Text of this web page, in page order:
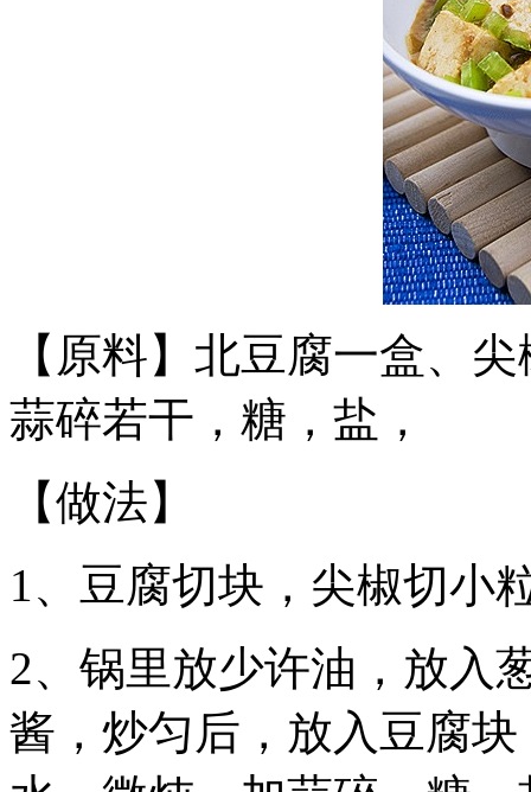
【原料】北豆腐一盒、
蒜碎若干，糖，盐，
【做法】
1、豆腐切块，尖椒切小
2、锅里放少许油，放入
酱，炒匀后，放入豆腐